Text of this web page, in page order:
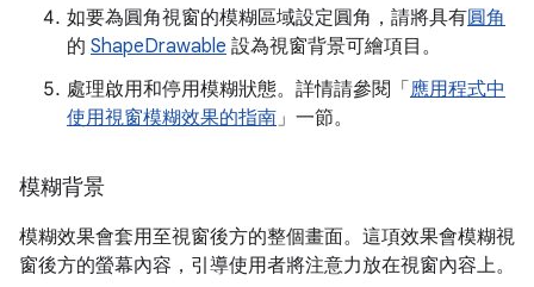
如要為圓角視窗的模糊區域設定圓角，請將具有圓角
的 ShapeDrawable 設為視窗背景可繪項目。
處理啟用和停用模糊狀態。詳情請參閱「 應用程式中
使用視窗模糊效果的指南」一節。
模糊背景
模糊效果會套用至視窗後方的整個畫面。這項效果會模糊視
窗後方的螢幕內容，引導使用者將注意力放在視窗內容上。